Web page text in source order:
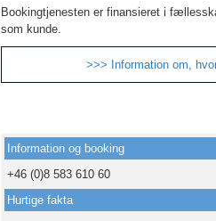
Bookingtjenesten er finansieret i
som kunde.
>>> Information om,
Information og booking
+46 (0)8 583 610 60
Hurtige fakta